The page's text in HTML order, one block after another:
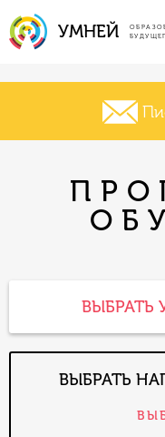
УМНЕЙ
ВЫБРАТЬ
ВЫБРАТЬ